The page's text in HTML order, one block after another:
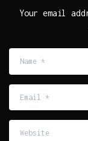
Your email
*
Website